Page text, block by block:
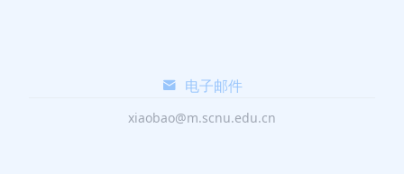
电子邮件
xiaobao@m.scnu.edu.cn